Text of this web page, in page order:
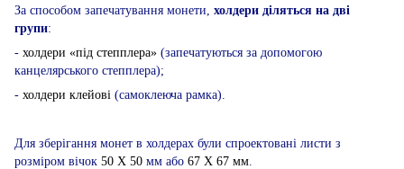
За способом запечатування монети, холдери діляться на дві
групи:
- холдери «під степплера» (запечатуються за допомогою
канцелярського степплера);
- холдери клейові (самоклеюча рамка).
Для зберігання монет в холдерах були спроектовані листи з
розміром вічок 50 Х 50 мм або 67 Х 67 мм.